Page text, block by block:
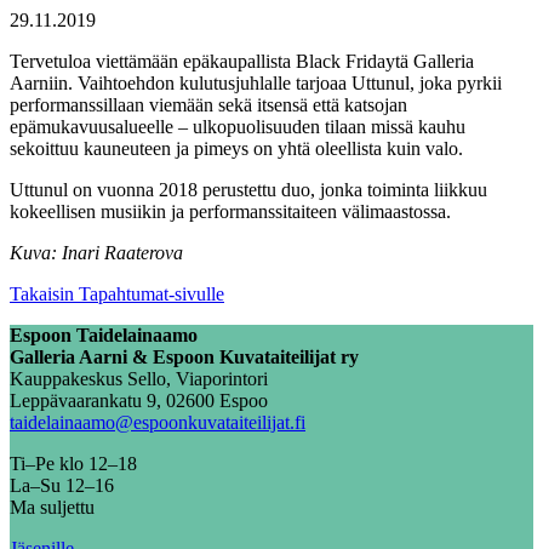
29.11.2019
Tervetuloa viettämään epäkaupallista Black Fridaytä Galleria
Aarniin. Vaihtoehdon kulutusjuhlalle tarjoaa Uttunul, joka pyrkii
performanssillaan viemään sekä itsensä että katsojan
epämukavuusalueelle – ulkopuolisuuden tilaan missä kauhu
sekoittuu kauneuteen ja pimeys on yhtä oleellista kuin valo.
Uttunul on vuonna 2018 perustettu duo, jonka toiminta liikkuu
kokeellisen musiikin ja performanssitaiteen välimaastossa.
Kuva: Inari Raaterova
Takaisin Tapahtumat-sivulle
Espoon Taidelainaamo
Galleria Aarni & Espoon Kuvataiteilijat ry
Kauppakeskus Sello, Viaporintori
Leppävaarankatu 9, 02600 Espoo
taidelainaamo@espoonkuvataiteilijat.fi
Ti–Pe klo 12–18
La–Su 12–16
Ma suljettu